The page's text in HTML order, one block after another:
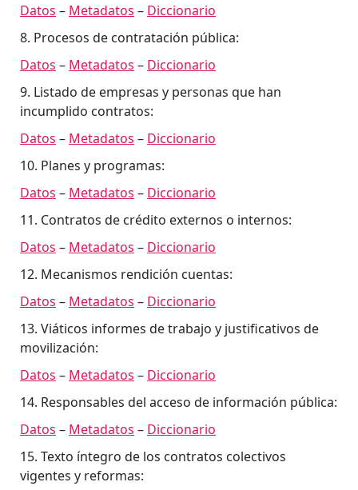
Datos – Metadatos – Diccionario
8. Procesos de contratación pública:
Datos – Metadatos – Diccionario
9. Listado de empresas y personas que han
incumplido contratos:
Datos – Metadatos – Diccionario
10. Planes y programas:
Datos – Metadatos – Diccionario
11. Contratos de crédito externos o internos:
Datos – Metadatos – Diccionario
12. Mecanismos rendición cuentas:
Datos – Metadatos – Diccionario
13. Viáticos informes de trabajo y justificativos de
movilización:
Datos – Metadatos – Diccionario
14. Responsables del acceso de información pública:
Datos – Metadatos – Diccionario
15. Texto íntegro de los contratos colectivos
vigentes y reformas: